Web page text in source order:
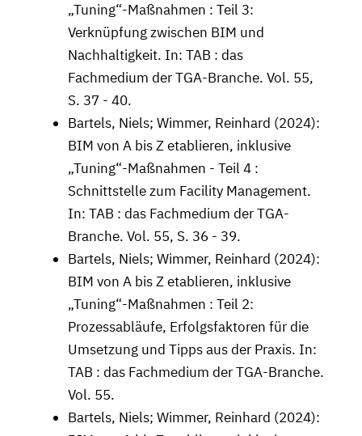
„Tuning“-Maßnahmen : Teil 3:
Verknüpfung zwischen BIM und
Nachhaltigkeit. In: TAB : das
Fachmedium der TGA-Branche. Vol. 55,
S. 37 - 40.
Bartels, Niels; Wimmer, Reinhard (2024):
BIM von A bis Z etablieren, inklusive
„Tuning“-Maßnahmen - Teil 4 :
Schnittstelle zum Facility Management.
In: TAB : das Fachmedium der TGA-
Branche. Vol. 55, S. 36 - 39.
Bartels, Niels; Wimmer, Reinhard (2024):
BIM von A bis Z etablieren, inklusive
„Tuning“-Maßnahmen : Teil 2:
Prozessabläufe, Erfolgsfaktoren für die
Umsetzung und Tipps aus der Praxis. In:
TAB : das Fachmedium der TGA-Branche.
Vol. 55.
Bartels, Niels; Wimmer, Reinhard (2024):